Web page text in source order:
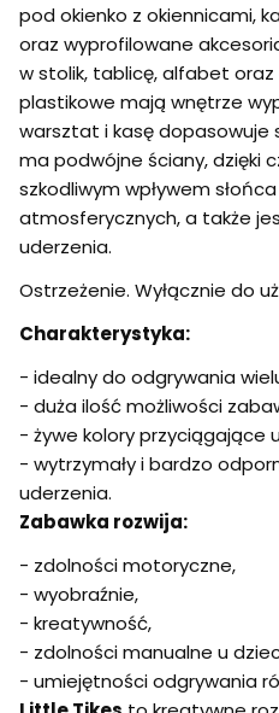
pod okienko z okiennicami,
oraz wyprofilowane
w stolik, tablicę, alfabet oraz
plastikowe mają wnętrze
warsztat i kasę dopasowuje
ma podwójne ściany, dzięki
szkodliwym wpływem
atmosferycznych, a także
uderzenia.
Ostrzeżenie. Wyłącznie do
Charakterystyka:
- idealny do odgrywania
- duża ilość możliwości
- żywe kolory przyciągające
- wytrzymały i bardzo
uderzenia.
Zabawka rozwija:
- zdolności motoryczne,
- wyobraźnie,
- kreatywność,
- zdolności manualne u
- umiejętności odgrywania